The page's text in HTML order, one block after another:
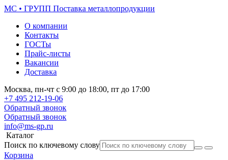
МС • ГРУПП Поставка металлопродукции
О компании
Контакты
ГОСТы
Прайс-листы
Вакансии
Доставка
Москва, пн-чт с 9:00 до 18:00, пт до 17:00
+7 495 212-19-06
Обратный звонок
Обратный звонок
info@ms-gp.ru
Каталог
Поиск по ключевому слову
Корзина